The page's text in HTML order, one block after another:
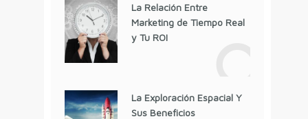
La Relación Entre
Marketing de Tiempo Real
y Tu ROI
La Exploración Espacial Y
Sus Beneficios